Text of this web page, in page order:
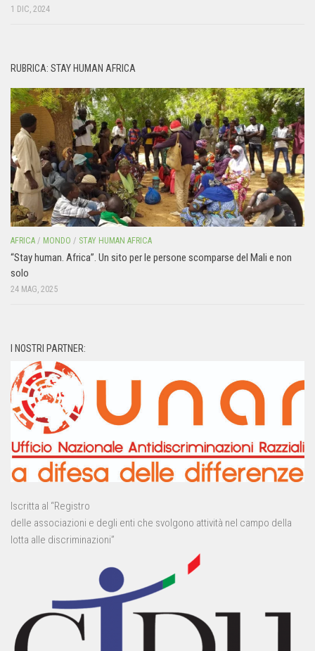
1 DIC, 2024
RUBRICA: STAY HUMAN AFRICA
AFRICA / MONDO / STAY HUMAN AFRICA
“Stay human. Africa”. Un sito per le persone scomparse del Mali e non
solo
24 MAG, 2025
I NOSTRI PARTNER:
Iscritta al “Registro
delle associazioni e degli enti che svolgono attività nel campo della
lotta alle discriminazioni”